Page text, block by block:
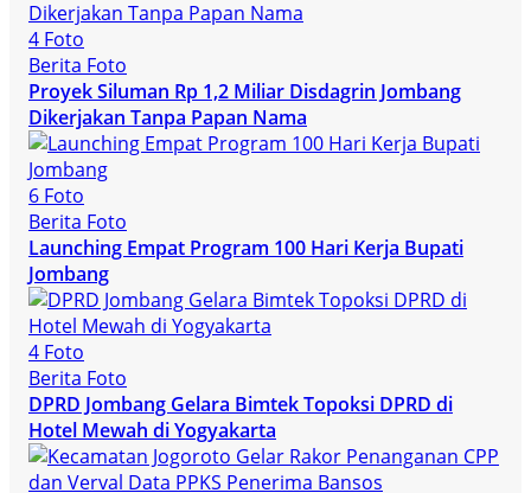
4 Foto
Berita Foto
Proyek Siluman Rp 1,2 Miliar Disdagrin Jombang
Dikerjakan Tanpa Papan Nama
6 Foto
Berita Foto
Launching Empat Program 100 Hari Kerja Bupati
Jombang
4 Foto
Berita Foto
DPRD Jombang Gelara Bimtek Topoksi DPRD di
Hotel Mewah di Yogyakarta